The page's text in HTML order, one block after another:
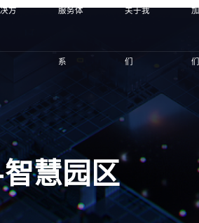
方 服务体
系
关于我
们 们
慧园区